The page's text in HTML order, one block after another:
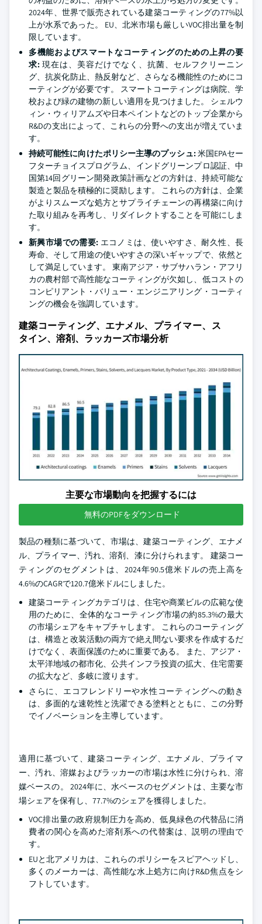
2024年、世界で販売されている建築コーティングの77%以
上が水系であった。 EU、北米市場も厳しいVOC排出量を制
限しています。
多機能およびスマートなコーティングのための上昇の要
求: 現在は、美容だけでなく、抗菌、セルフクリーニン
グ、抗炭化防止、熱反射など、さらなる機能性のためにコ
ーティングが必要です。 スマートコーティングは病院、学
校および緑の建物の新しい適用を見つけました。 シェルウ
ィン・ウィリアムズや日本ペイントなどのトップ企業から
R&Dの支出によって、これらの分野への支出が増えていま
す。
持続可能性に向けたポリシー主導のプッシュ:米国EPAセー
フターチョイスプログラム、インドグリーンプロ認証、中
国第14回グリーン開発政策計画などの方針は、持続可能な
製造と製品を積極的に奨励します。 これらの方針は、企業
がよりスムーズな処方とサプライチェーンの再構築に向け
た取り組みを再考し、リダイレクトすることを可能にしま
す。
新興市場での需要: エコノミは、使いやすさ、耐久性、長
寿命、そして用途の使いやすさの深いギャップで、依然と
して満足しています。 東南アジア・サブサハラン・アフリ
カの農村部で高性能なコーティングが欠如し、低コストの
コンピリアント・バリュー・エンジニアリング・コーティ
ングの機会を強調しています。
建築コーティング、エナメル、プライマー、ス
タイン、溶剤、ラッカーズ市場分析
主要な市場動向を把握するには
無料のPDFをダウンロード
製品の種類に基づいて、市場は、建築コーティング、エナメ
ル、プライマー、汚れ、溶剤、漆に分けられます。 建築コー
ティングのセグメントは、2024年90.5億米ドルの売上高を
4.6%のCAGRで120.7億米ドルにしました。
建築コーティングカテゴリは、住宅や商業ビルの広範な使
用のために、全体的なコーティング市場の約85.3%の最大
の市場シェアをキャプチャします。 これらのコーティング
は、構造と改装活動の両方で絶え間ない要求を作成するだ
けでなく、表面保護のために重要である。 また、アジア・
太平洋地域の都市化、公共インフラ投資の拡大、住宅需要
の拡大など、多岐に渡ります。
さらに、エコフレンドリーや水性コーティングへの動き
は、多面的な速乾性と洗濯できる塗料とともに、この分野
でイノベーションを主導しています。
適用に基づいて、建築コーティング、エナメル、プライマ
ー、汚れ、溶媒およびラッカーの市場は水性に分けられ、溶
媒ベースの。 2024年に、水ベースのセグメントは、主要な市
場シェアを保有し、77.7%のシェアを獲得しました。
VOC排出量の政府規制圧力を高め、低臭緑色の代替品に消
費者の関心を高めた溶剤系への代替案は、説明の理由で
す。
EUと北アメリカは、これらのポリシーをスピアヘッドし、
多くのメーカーは、高性能な水上処方に向けR&D焦点をシ
フトしています。